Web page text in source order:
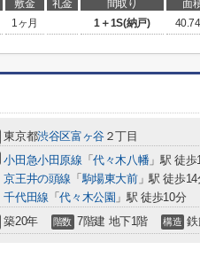
敷金 礼金 間取り 面
1ヶ月 1＋1S(納戸)
東京都渋谷区富ヶ谷２丁目
小田急小田原線 「代々木八幡 」駅 徒歩
京王井の頭線 「駒場東大前」駅 徒歩14
千代田線 「代々木公園 」駅 徒歩10分
築20年 階数 7階建 地下1階 構造